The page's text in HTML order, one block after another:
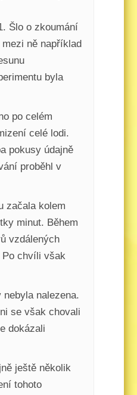
Šlo o zkoumání
ně například
byla
po celém
celé lodi.
pokusy údajně
proběhl v
začala kolem
minut. Během
vzdálených
Po chvíli však
nalezena.
se však chovali
dokázali
ještě několik
tohoto